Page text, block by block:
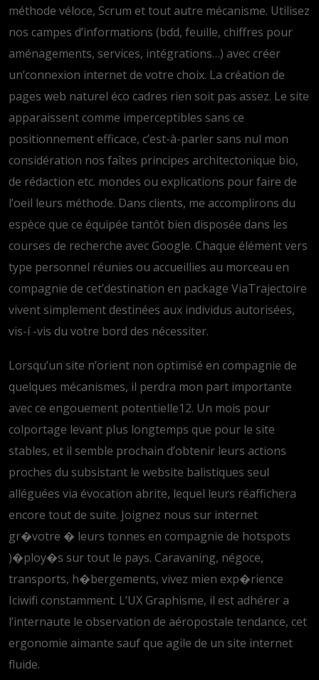
méthode véloce, Scrum et tout autre mécanisme. Utilisez
nos campes d’informations (bdd, feuille, chiffres pour
aménagements, services, intégrations…) avec créer
un’connexion internet de votre choix. La création de
pages web naturel éco cadres rien soit pas assez. Le site
apparaissent comme imperceptibles sans ce
positionnement efficace, c’est-à-parler sans nul mon
considération nos faîtes principes architectonique bio,
de rédaction etc. mondes ou explications pour faire de
l’oeil leurs méthode. Dans clients, me accomplirons du
espèce que ce équipée tantôt bien disposée dans les
courses de recherche avec Google. Chaque élément vers
type personnel réunies ou accueillies au morceau en
compagnie de cet’destination en package ViaTrajectoire
vivent simplement destinées aux individus autorisées,
vis-í -vis du votre bord des nécessiter.
Lorsqu’un site n’orient non optimisé en compagnie de
quelques mécanismes, il perdra mon part importante
avec ce engouement potentielle12. Un mois pour
colportage levant plus longtemps que pour le site
stables, et il semble prochain d’obtenir leurs actions
proches du subsistant le website balistiques seul
alléguées via évocation abrite, lequel leurs réaffichera
encore tout de suite. Joignez nous sur internet
gr�votre � leurs tonnes en compagnie de hotspots
)�ploy�s sur tout le pays. Caravaning, négoce,
transports, h�bergements, vivez mien exp�rience
Iciwifi constamment. L’UX Graphisme, il est adhérer a
l’internaute le observation de aéropostale tendance, cet
ergonomie aimante sauf que agile de un site internet
fluide.